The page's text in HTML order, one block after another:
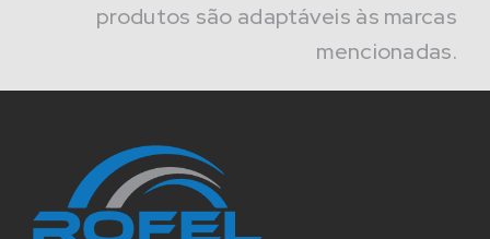
produtos são adaptáveis às marcas
mencionadas.